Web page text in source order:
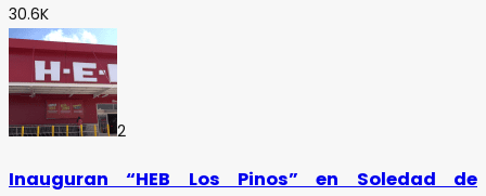
30.6K
2
Inauguran “HEB Los Pinos” en Soledad de